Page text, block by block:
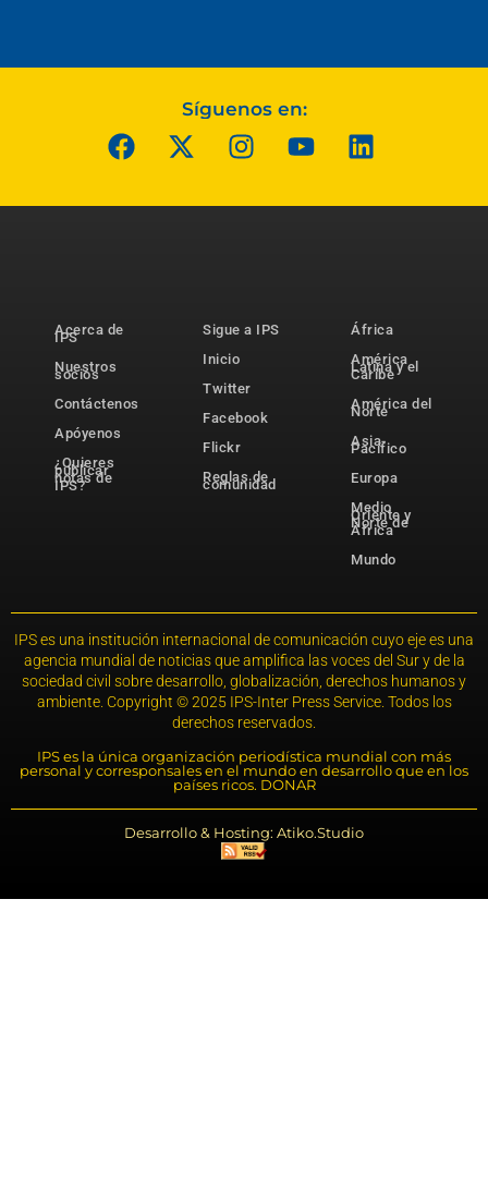
Síguenos en:
Acerca de
IPS
Nuestros
socios
Contáctenos
Apóyenos
¿Quieres
publicar
notas de
IPS?
Sigue a IPS
Inicio
Twitter
Facebook
Flickr
Reglas de
comunidad
África
América
Latina y el
Caribe
América del
Norte
Asia-
Pacífico
Europa
Medio
Oriente y
Norte de
África
Mundo
IPS es una institución internacional de comunicación cuyo eje es una
agencia mundial de noticias que amplifica las voces del Sur y de la
sociedad civil sobre desarrollo, globalización, derechos humanos y
ambiente. Copyright © 2025 IPS-Inter Press Service. Todos los
derechos reservados.
IPS es la única organización periodística mundial con más
personal y corresponsales en el mundo en desarrollo que en los
países ricos. DONAR
Desarrollo & Hosting: Atiko.Studio